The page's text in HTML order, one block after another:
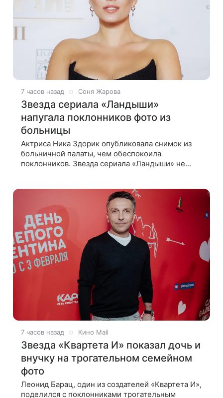
7 часов назад Соня Жарова
Звезда сериала «Ландыши»
напугала поклонников фото из
больницы
Актриса Ника Здорик опубликовала снимок из
больничной палаты, чем обеспокоила
поклонников. Звезда сериала «Ландыши» не
7 часов назад Кино Mail
Звезда «Квартета И» показал дочь и
внучку на трогательном семейном
фото
Леонид Барац, один из создателей «Квартета И»,
поделился с поклонниками трогательным